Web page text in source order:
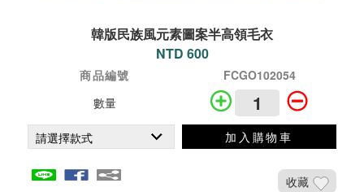
韓版民族風元素圖案半高領毛衣
NTD 600
商品編號
FCGO102054
數量
加入購物車
收藏